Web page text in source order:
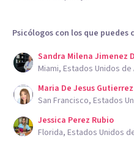
Psicólogos con los que puedes
Sandra Milena Jimenez
Miami, Estados Unidos de
Maria De Jesus
San Francisco, Estados
Jessica Perez Rubio
Florida, Estados Unidos